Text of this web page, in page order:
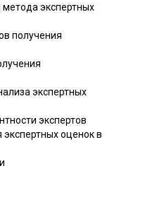
экспертных
получения
экспертных
экспертов
оценок в